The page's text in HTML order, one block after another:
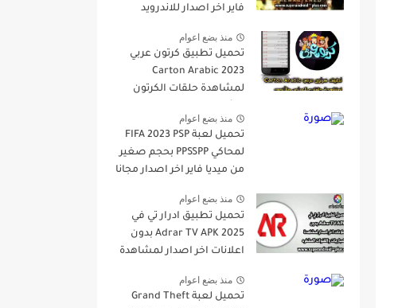
فاير اخر اصدار للاندرويد
منذ بضع اعوام
تحميل تطبيق كرتون عربي
Carton Arabic 2023
لمشاهدة حلقات الكرتون
للاندرويد
منذ بضع اعوام
تحميل لعبة FIFA 2023 PSP
لمحاكي PPSSPP بحجم صغير
من ميديا فاير اخر اصدار مجانا
منذ بضع اعوام
تحميل تطبيق ادرار تي في
Adrar TV APK 2025 بدون
اعلانات اخر اصدار لمشاهدة
منذ بضع اعوام
تحميل لعبة Grand Theft